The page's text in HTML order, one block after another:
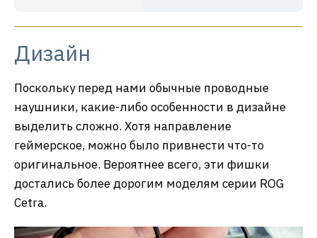
Дизайн
Поскольку перед нами обычные проводные
наушники, какие-либо особенности в дизайне
выделить сложно. Хотя направление
геймерское, можно было привнести что-то
оригинальное. Вероятнее всего, эти фишки
достались более дорогим моделям серии ROG
Cetra.